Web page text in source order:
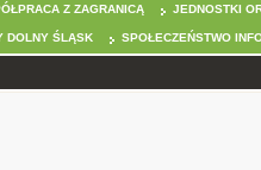
Z ZAGRANICĄ JEDNOSTKI
DOLNY ŚLĄSK SPOŁECZEŃSTWO